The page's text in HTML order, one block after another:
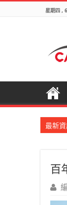
星期四 ,
最新
百